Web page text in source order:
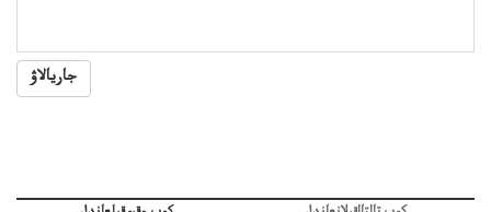
جاريالاۋ